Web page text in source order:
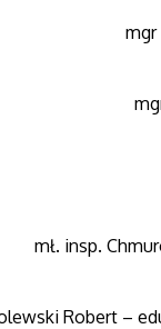
mgr
mł. insp.
Robert –